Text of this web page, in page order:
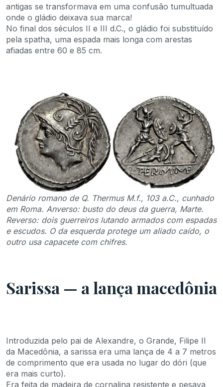
antigas se transformava em uma confusão tumultuada
onde o gládio deixava sua marca!
No final dos séculos II e III d.C., o gládio foi substituído
pela spatha, uma espada mais longa com arestas
afiadas entre 60 e 85 cm.
Denário romano de Q. Thermus M.f., 103 a.C., cunhado
em Roma. Anverso: busto do deus da guerra, Marte.
Reverso: dois guerreiros lutando armados com espadas
e escudos. O da esquerda protege um aliado caído, o
outro usa capacete com chifres.
Sarissa — a lança macedônia
Introduzida pelo pai de Alexandre, o Grande, Filipe II
da Macedônia, a sarissa era uma lança de 4 a 7 metros
de comprimento que era usada no lugar do dóri (que
era mais curto).
Era feita de madeira de cornalina resistente e pesava